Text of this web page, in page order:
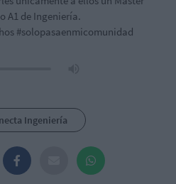
A1 de Ingeniería.
#solopasaenmicomunidad
Ingeniería